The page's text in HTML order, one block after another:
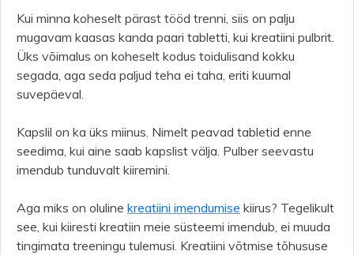
Kui minna koheselt pärast tööd trenni, siis on palju
mugavam kaasas kanda paari tabletti, kui kreatiini pulbrit.
Üks võimalus on koheselt kodus toidulisand kokku
segada, aga seda paljud teha ei taha, eriti kuumal
suvepäeval.
Kapslil on ka üks miinus. Nimelt peavad tabletid enne
seedima, kui aine saab kapslist välja. Pulber seevastu
imendub tunduvalt kiiremini.
Aga miks on oluline kreatiini imendumise kiirus? Tegelikult
see, kui kiiresti kreatiin meie süsteemi imendub, ei muuda
tingimata treeningu tulemusi. Kreatiini võtmise tõhususe